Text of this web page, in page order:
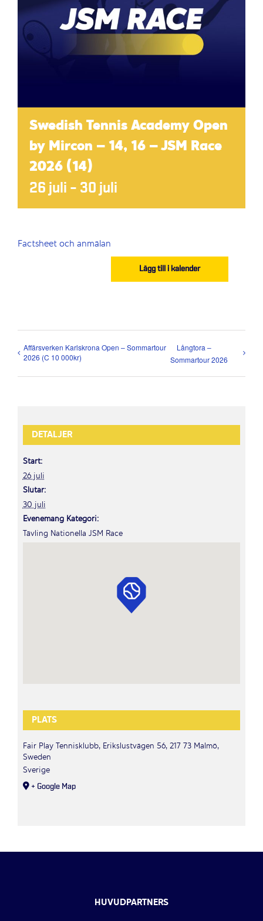
Swedish Tennis Academy Open
by Mircon – 14, 16 – JSM Race
2026 (14)
26 juli – 30 juli
Factsheet och anmälan
Lägg till i kalender
Affärsverken Karlskrona Open – Sommartour
2026 (C 10 000kr)
Långtora –
Sommartour 2026
DETALJER
Start:
26 juli
Slutar:
30 juli
Evenemang Kategori:
Tävling Nationella JSM Race
PLATS
Fair Play Tennisklubb, Erikslustvägen 56, 217 73 Malmö,
Sweden
Sverige
+ Google Map
HUVUDPARTNERS